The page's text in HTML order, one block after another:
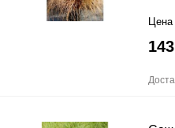
Цена
143